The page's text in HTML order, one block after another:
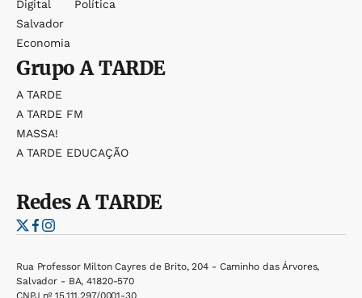
Digital
Salvador
Economia
Política
GrupoA TARDE
A TARDE
A TARDE FM
MASSA!
A TARDE EDUCAÇÃO
RedesA TARDE
Rua Professor Milton Cayres de Brito, 204 - Caminho das Árvores,
Salvador - BA, 41820-570
CNPJ nº 15.111.297/0001-30